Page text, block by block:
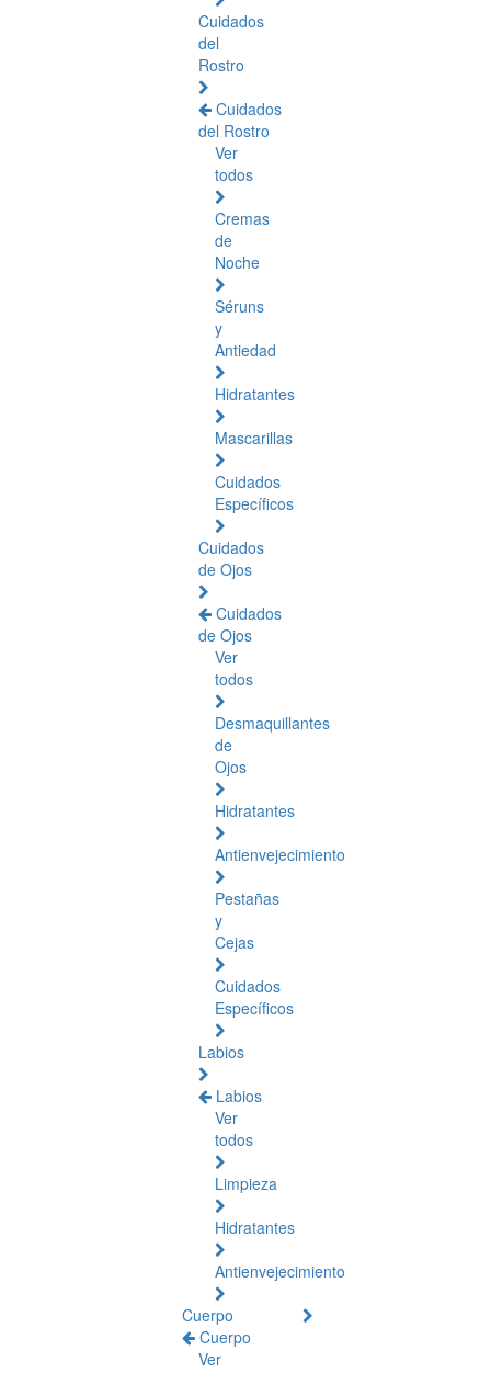
Cuidados
del
Rostro
Cuidados
del Rostro
Ver
todos
Cremas
de
Noche
Séruns
y
Antiedad
Hidratantes
Mascarillas
Cuidados
Específicos
Cuidados
de Ojos
Cuidados
de Ojos
Ver
todos
Desmaquillantes
de
Ojos
Hidratantes
Antienvejecimiento
Pestañas
y
Cejas
Cuidados
Específicos
Labios
Labios
Ver
todos
Limpieza
Hidratantes
Antienvejecimiento
Cuerpo
Cuerpo
Ver